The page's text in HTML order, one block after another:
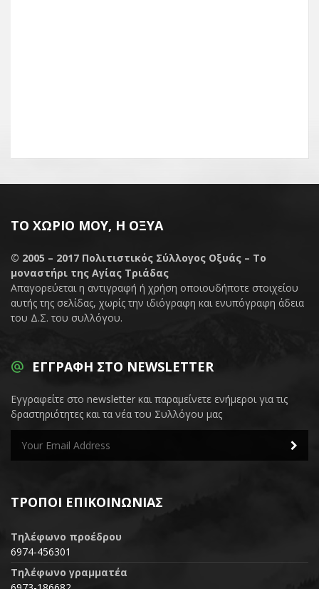
ΤΟ ΧΩΡΙΌ ΜΟΥ, Η ΟΞΥΆ
© 2005 – 2017 Πολιτιστικός Σύλλογος Οξυάς – Το
μοναστήρι της Αγίας Τριάδας
Απαγορεύεται η αντιγραφή ή χρήση οποιουδήποτε στοιχείου
αυτής της σελίδας, χωρίς την ιδιόγραφη και ενυπόγραφη άδεια
του Δ.Σ. του συλλόγου.
ΕΓΓΡΑΦΉ ΣΤΟ NEWSLETTER
Εγγραφείτε στο newsletter και παραμείνετε ενήμεροι για τις
δραστηριότητες και τα νέα του Συλλόγου μας
ΤΡΌΠΟΙ ΕΠΙΚΟΙΝΩΝΊΑΣ
Τηλέφωνο προέδρου
6974-456301
Τηλέφωνο γραμματέα